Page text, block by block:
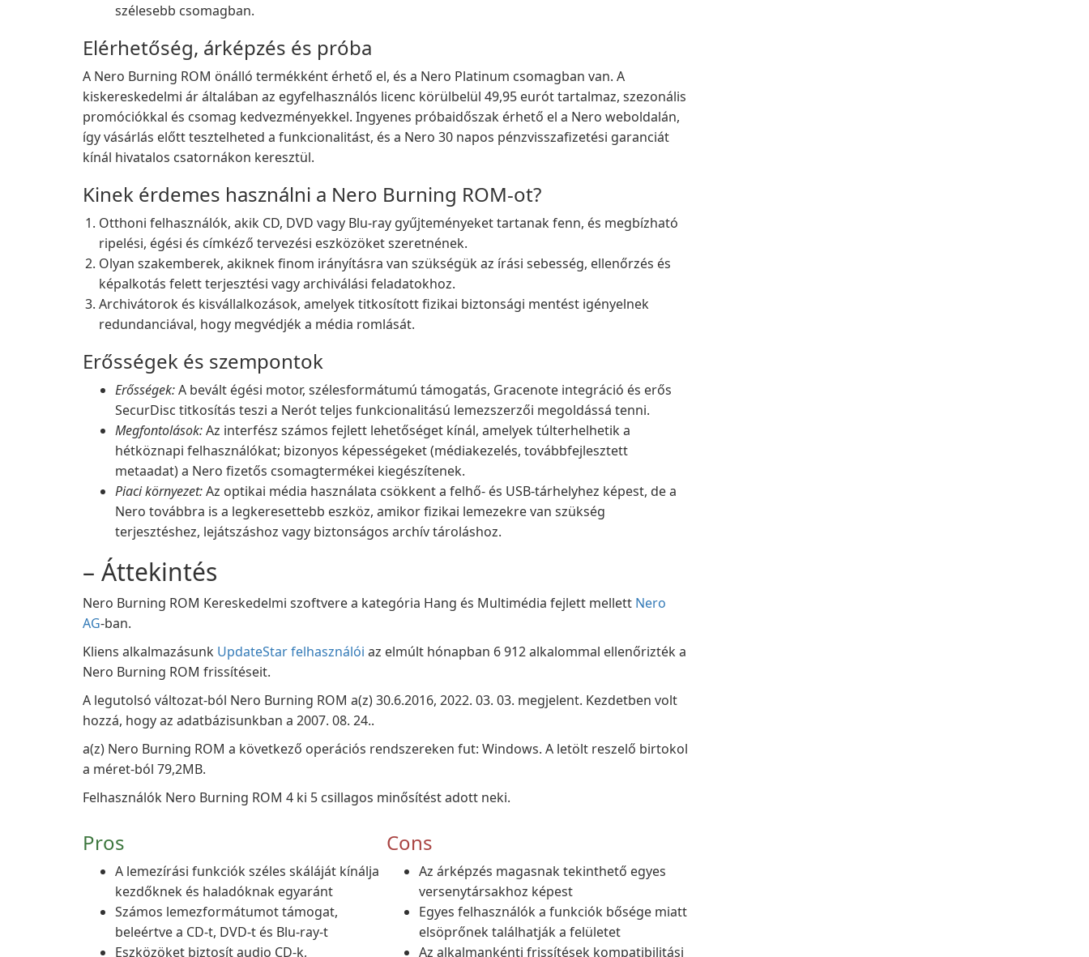
szélesebb csomagban.
Elérhetőség, árképzés és próba
A Nero Burning ROM önálló termékként érhető el, és a Nero Platinum csomagban van. A
kiskereskedelmi ár általában az egyfelhasználós licenc körülbelül 49,95 eurót tartalmaz, szezonális
promóciókkal és csomag kedvezményekkel. Ingyenes próbaidőszak érhető el a Nero weboldalán,
így vásárlás előtt tesztelheted a funkcionalitást, és a Nero 30 napos pénzvisszafizetési garanciát
kínál hivatalos csatornákon keresztül.
Kinek érdemes használni a Nero Burning ROM-ot?
Otthoni felhasználók, akik CD, DVD vagy Blu-ray gyűjteményeket tartanak fenn, és megbízható
ripelési, égési és címkéző tervezési eszközöket szeretnének.
Olyan szakemberek, akiknek finom irányításra van szükségük az írási sebesség, ellenőrzés és
képalkotás felett terjesztési vagy archiválási feladatokhoz.
Archivátorok és kisvállalkozások, amelyek titkosított fizikai biztonsági mentést igényelnek
redundanciával, hogy megvédjék a média romlását.
Erősségek és szempontok
Erősségek:A bevált égési motor, szélesformátumú támogatás, Gracenote integráció és erős
SecurDisc titkosítás teszi a Nerót teljes funkcionalitású lemezszerzői megoldássá tenni.
Megfontolások:Az interfész számos fejlett lehetőséget kínál, amelyek túlterhelhetik a
hétköznapi felhasználókat; bizonyos képességeket (médiakezelés, továbbfejlesztett
metaadat) a Nero fizetős csomagtermékei kiegészítenek.
Piaci környezet:Az optikai média használata csökkent a felhő- és USB-tárhelyhez képest, de a
Nero továbbra is a legkeresettebb eszköz, amikor fizikai lemezekre van szükség
terjesztéshez, lejátszáshoz vagy biztonságos archív tároláshoz.
– Áttekintés
Nero Burning ROM Kereskedelmi szoftvere a kategória Hang és Multimédia fejlett mellett Nero
AG-ban.
Kliens alkalmazásunk UpdateStar felhasználói az elmúlt hónapban 6 912 alkalommal ellenőrizték a
Nero Burning ROM frissítéseit.
A legutolsó változat-ból Nero Burning ROM a(z) 30.6.2016, 2022. 03. 03. megjelent. Kezdetben volt
hozzá, hogy az adatbázisunkban a 2007. 08. 24..
a(z) Nero Burning ROM a következő operációs rendszereken fut: Windows. A letölt reszelő birtokol
a méret-ból 79,2MB.
Felhasználók Nero Burning ROM 4 ki 5 csillagos minősítést adott neki.
Pros
A lemezírási funkciók széles skáláját kínálja
kezdőknek és haladóknak egyaránt
Számos lemezformátumot támogat,
beleértve a CD-t, DVD-t és Blu-ray-t
Eszközöket biztosít audio CD-k,
Cons
Az árképzés magasnak tekinthető egyes
versenytársakhoz képest
Egyes felhasználók a funkciók bősége miatt
elsöprőnek találhatják a felületet
Az alkalmankénti frissítések kompatibilitási